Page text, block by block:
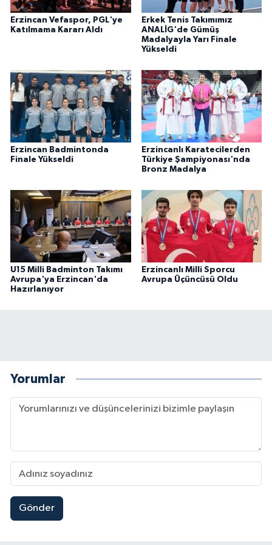
Erzincan Vefaspor, PGL'ye
Katılmama Kararı Aldı
Erkek Tenis Takımımız
ANALİG'de Gümüş
Madalyayla Yarı Finale
Yükseldi
Erzincan Badmintonda
Finale Yükseldi
Erzincanlı Karatecilerden
Türkiye Şampiyonası'nda
Bronz Madalya
U15 Milli Badminton Takımı
Avrupa'ya Erzincan'da
Hazırlanıyor
Erzincanlı Milli Sporcu
Avrupa Üçüncüsü Oldu
Yorumlar
Gönder